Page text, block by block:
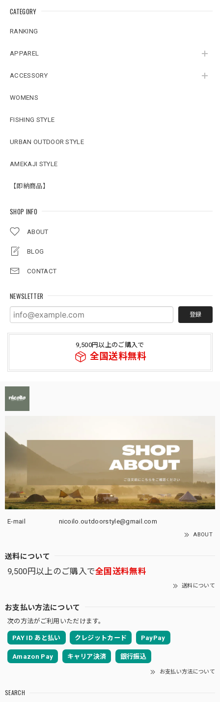
CATEGORY
RANKING
APPAREL
ACCESSORY
WOMENS
FISHING STYLE
URBAN OUTDOOR STYLE
AMEKAJI STYLE
【即納商品】
SHOP INFO
ABOUT
BLOG
CONTACT
NEWSLETTER
登録
9,500円以上のご購入で
全国送料無料
E-mail nicoilo.outdoorstyle@gmail.com
ABOUT
送料について
9,500円以上のご購入で全国送料無料
送料について
お支払い方法について
次の方法がご利用いただけます。
PAY ID あと払い クレジットカード PayPay
Amazon Pay キャリア決済 銀行振込
お支払い方法について
SEARCH